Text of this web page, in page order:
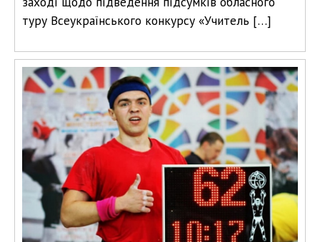
туру Всеукраїнського конкурсу «Учитель […]